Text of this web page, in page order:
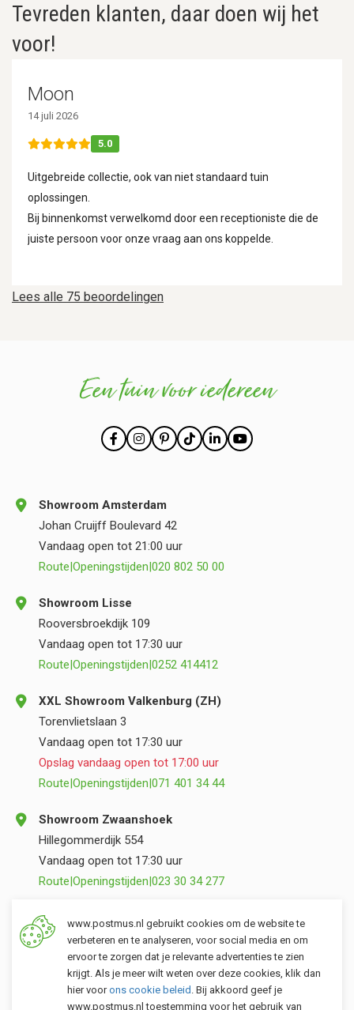
Tevreden klanten, daar doen wij het
voor!
Lees alle 75 beoordelingen
Moon
14 juli 2026
5.0
Uitgebreide collectie, ook van niet standaard tuin
oplossingen.
Bij binnenkomst verwelkomd door een receptioniste die de
juiste persoon voor onze vraag aan ons koppelde.
Een tuin voor iedereen
Showroom Amsterdam
Johan Cruijff Boulevard 42
Vandaag open tot 21:00 uur
Route|Openingstijden|020 802 50 00
Showroom Lisse
Rooversbroekdijk 109
Vandaag open tot 17:30 uur
Route|Openingstijden|0252 414412
XXL Showroom Valkenburg (ZH)
Torenvlietslaan 3
Vandaag open tot 17:30 uur
Opslag vandaag open tot 17:00 uur
Route|Openingstijden|071 401 34 44
Showroom Zwaanshoek
Hillegommerdijk 554
Vandaag open tot 17:30 uur
Route|Openingstijden|023 30 34 277
Opslag Valkenburg (ZH)
Torenvlietslaan 3
Vandaag open tot 17:00 uur
Route|Openingstijden |071 401 34 44
www.postmus.nl gebruikt cookies om de website te
verbeteren en te analyseren, voor social media en om
ervoor te zorgen dat je relevante advertenties te zien
krijgt. Als je meer wilt weten over deze cookies, klik dan
hier voorons cookie beleid . Bij akkoord geef je
www.postmus.nl toestemming voor het gebruik van